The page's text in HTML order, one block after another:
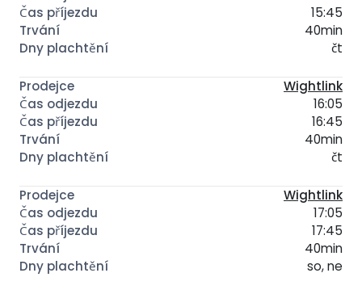
15:45
40min
čt
Wightlink
16:05
16:45
40min
čt
Wightlink
17:05
17:45
40min
so, ne